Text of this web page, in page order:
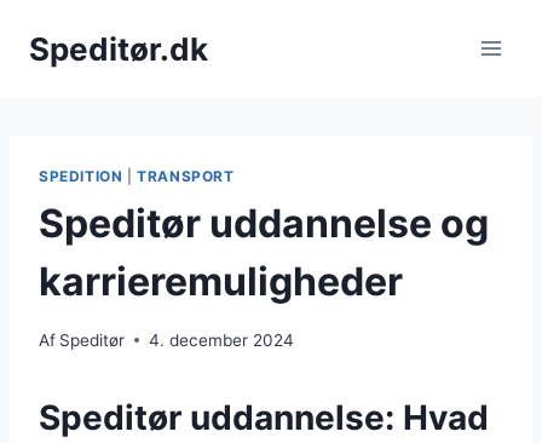
Speditør.dk
SPEDITION |TRANSPORT
Speditør uddannelse og
karrieremuligheder
Af Speditør 4. december 2024
Speditør uddannelse: Hvad